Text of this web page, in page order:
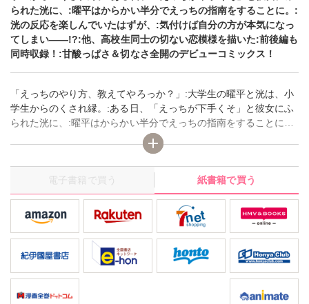
られた洸に、:曜平はからかい半分でえっちの指南をすることに。:
洸の反応を楽しんでいたはずが、:気付けば自分の方が本気になっ
てしまい――!?:他、高校生同士の切ない恋模様を描いた:前後編も
同時収録！:甘酸っぱさ＆切なさ全開のデビューコミックス！
「えっちのやり方、教えてやろっか？」:大学生の曜平と洸は、小
学生からのくされ縁。:ある日、「えっちが下手くそ」と彼女にふ
られた洸に、:曜平はからかい半分でえっちの指南をすることに。:
洸の反応を楽しんでいたはずが、:気付けば自分の方が本気になっ
てしまい――!?:他、高校生同士の切ない恋模様を描いた:前後編も
同時収録！:甘酸っぱさ＆切なさ全開のデビューコミックス！
電子書籍で買う
紙書籍で買う